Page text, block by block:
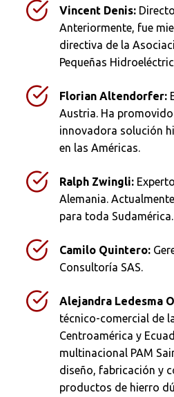
Vincent Denis:
Anteriormente, fue
directiva de la
Pequeñas
Florian Altendorfer:
Austria. Ha
innovadora solución
en las Américas.
Ralph Zwingli:
Alemania.
para toda Sudamérica.
Camilo Quintero:
Consultoría SAS.
Alejandra Ledesma
técnico-comercial de
Centroamérica y
multinacional PAM
diseño, fabricación y
productos de hierro
Busca en la escuela
Ordenar por: